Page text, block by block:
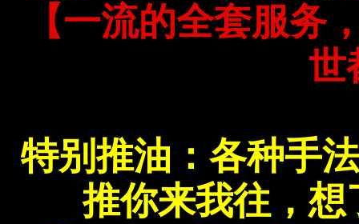
【一流的全套服务
世
特别推油：各种手
推你来我往，